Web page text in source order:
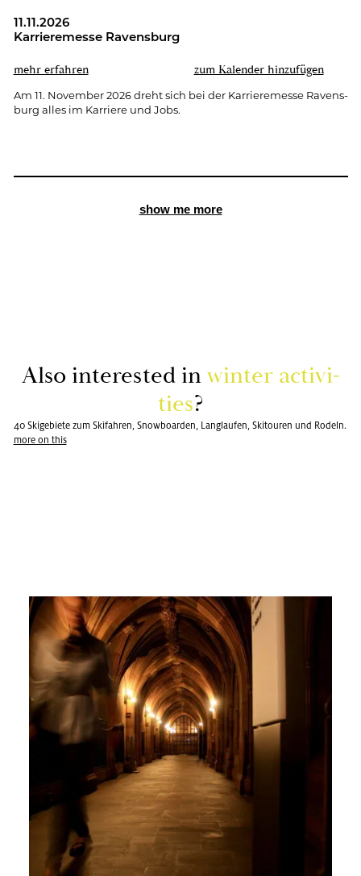
11.11.2026
Kar­rie­re­mes­se Ra­vens­burg
mehr er­fah­ren zum Ka­len­der hin­zu­fü­gen
Am 11. No­vem­ber 2026 dreht sich bei der Kar­rie­re­mes­se Ra­vens­
burg alles im Kar­rie­re und Jobs.
show me more
Also in­te­rested inwin­ter ac­ti­vi­
ties?
40 Skigebiete zum Skifahren, Snowboarden, Langlaufen, Skitouren und Rodeln.
more on this